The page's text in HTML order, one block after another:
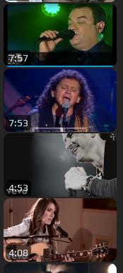
7:57
7:53
4:53
4:08